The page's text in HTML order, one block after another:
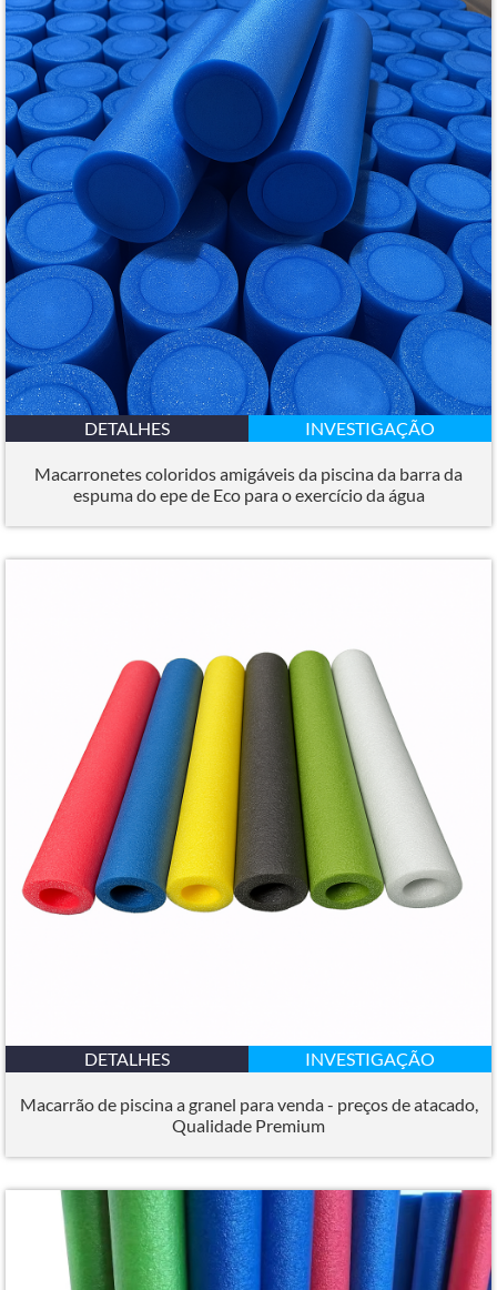
DETALHES INVESTIGAÇÃO
Macarronetes coloridos amigáveis ​​da piscina da barra da
espuma do epe de Eco para o exercício da água
DETALHES INVESTIGAÇÃO
Macarrão de piscina a granel para venda - preços de atacado,
Qualidade Premium